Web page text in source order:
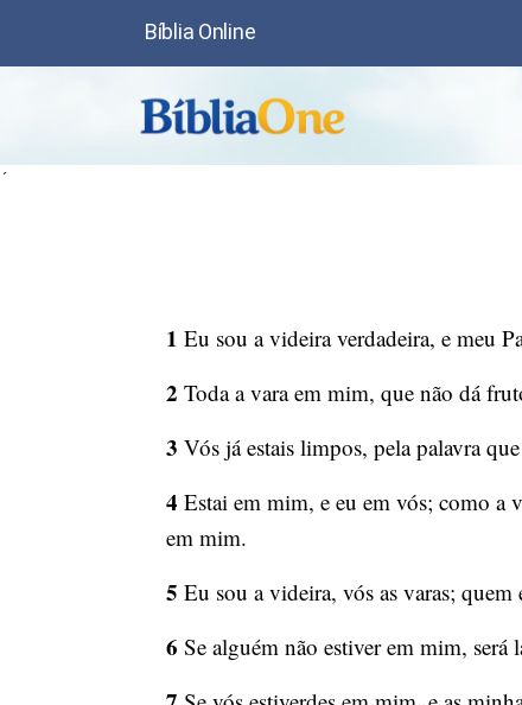
Bíblia Online
´
1 Eu sou a videira verdadeira, e meu
2 Toda a vara em mim, que não dá
3 Vós já estais limpos, pela palavra
4 Estai em mim, e eu em vós; como a
em mim.
5 Eu sou a videira, vós as varas;
6 Se alguém não estiver em mim, será